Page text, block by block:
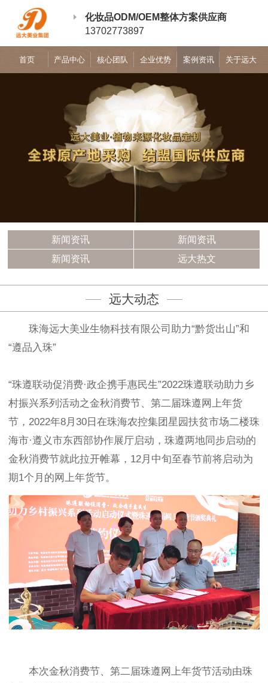
化妆品ODM/OEM整体方案供应商
13702773897
首页 产品中心 核心团队 企业优势 案例资讯 关于远大
新闻资讯
新闻资讯
新闻资讯
远大热文
远大动态
珠海远大美业生物科技有限公司助力“黔货出山”和
“遵品入珠”
“珠遵联动促消费·政企携手惠民生”2022珠遵联动助力乡
村振兴系列活动之金秋消费节、第二届珠遵网上年货
节，2022年8月30日在珠海农控集团星园扶贫市场二楼珠
海市·遵义市东西部协作展厅启动，珠遵两地同步启动的
金秋消费节就此拉开帷幕，12月中旬至春节前将启动为
期1个月的网上年货节。
本次金秋消费节、第二届珠遵网上年货节活动由珠